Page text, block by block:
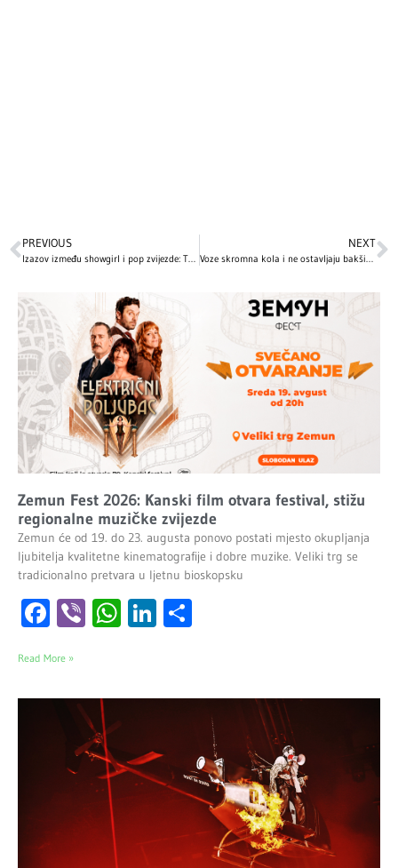
PREVIOUS
Izazov između showgirl i pop zvijezde: Tužba Maren Flagg protiv Taylor Swift
NEXT
Voze skromna kola i ne ostavljaju bakšiš: Zvezde koje troše štedljivo
Zemun Fest 2026: Kanski film otvara festival, stižu
regionalne muzičke zvijezde
Zemun će od 19. do 23. augusta ponovo postati mjesto okupljanja
ljubitelja kvalitetne kinematografije i dobre muzike. Veliki trg se
tradicionalno pretvara u ljetnu bioskopsku
Facebook
ViberWhatsApp
LinkedIn
Read More »